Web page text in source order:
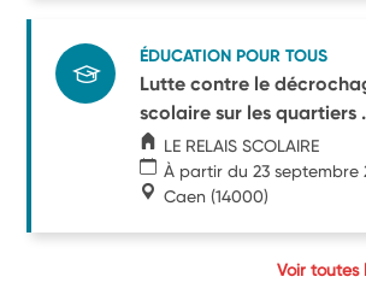
ÉDUCATION POUR TOUS
Lutte contre le
scolaire sur les quartiers
LE RELAIS SCOLAIRE
À partir du 23 septembre
Caen (14000)
Voir toutes